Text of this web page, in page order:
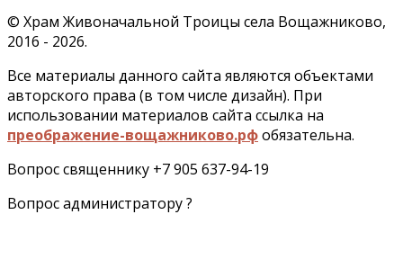
© Храм Живоначальной Троицы села Вощажниково,
2016 - 2026.
Все материалы данного сайта являются объектами
авторского права (в том числе дизайн). При
использовании материалов сайта ссылка на
преображение-вощажниково.рфобязательна.
Вопрос священнику +7 905 637-94-19
Вопрос администратору ?